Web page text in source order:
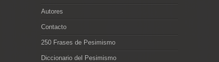
Autores
Contacto
250 Frases de Pesimismo
Diccionario del Pesimismo